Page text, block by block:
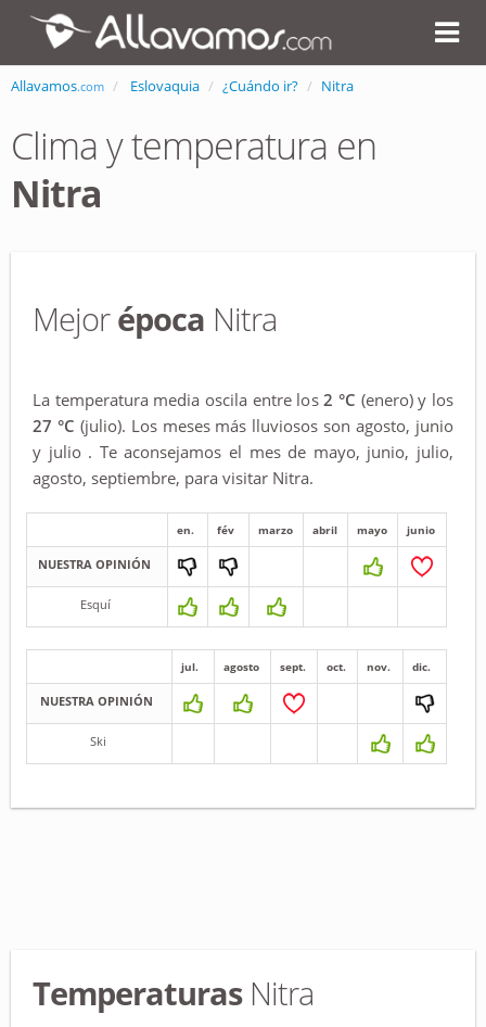
Allavamos.com Eslovaquia ¿Cuándo ir? Nitra
Clima y temperatura en
Nitra
Mejorépoca Nitra
La temperatura media oscila entre los2 °C (enero) y los
27 °C (julio). Los meses más lluviosos son agosto, junio
y julio . Te aconsejamos el mes de mayo, junio, julio,
agosto, septiembre, para visitar Nitra.
en. fév marzo abril mayo junio
NUESTRA OPINIÓN
Esquí
jul. agosto sept. oct. nov. dic.
NUESTRA OPINIÓN
Ski
TemperaturasNitra